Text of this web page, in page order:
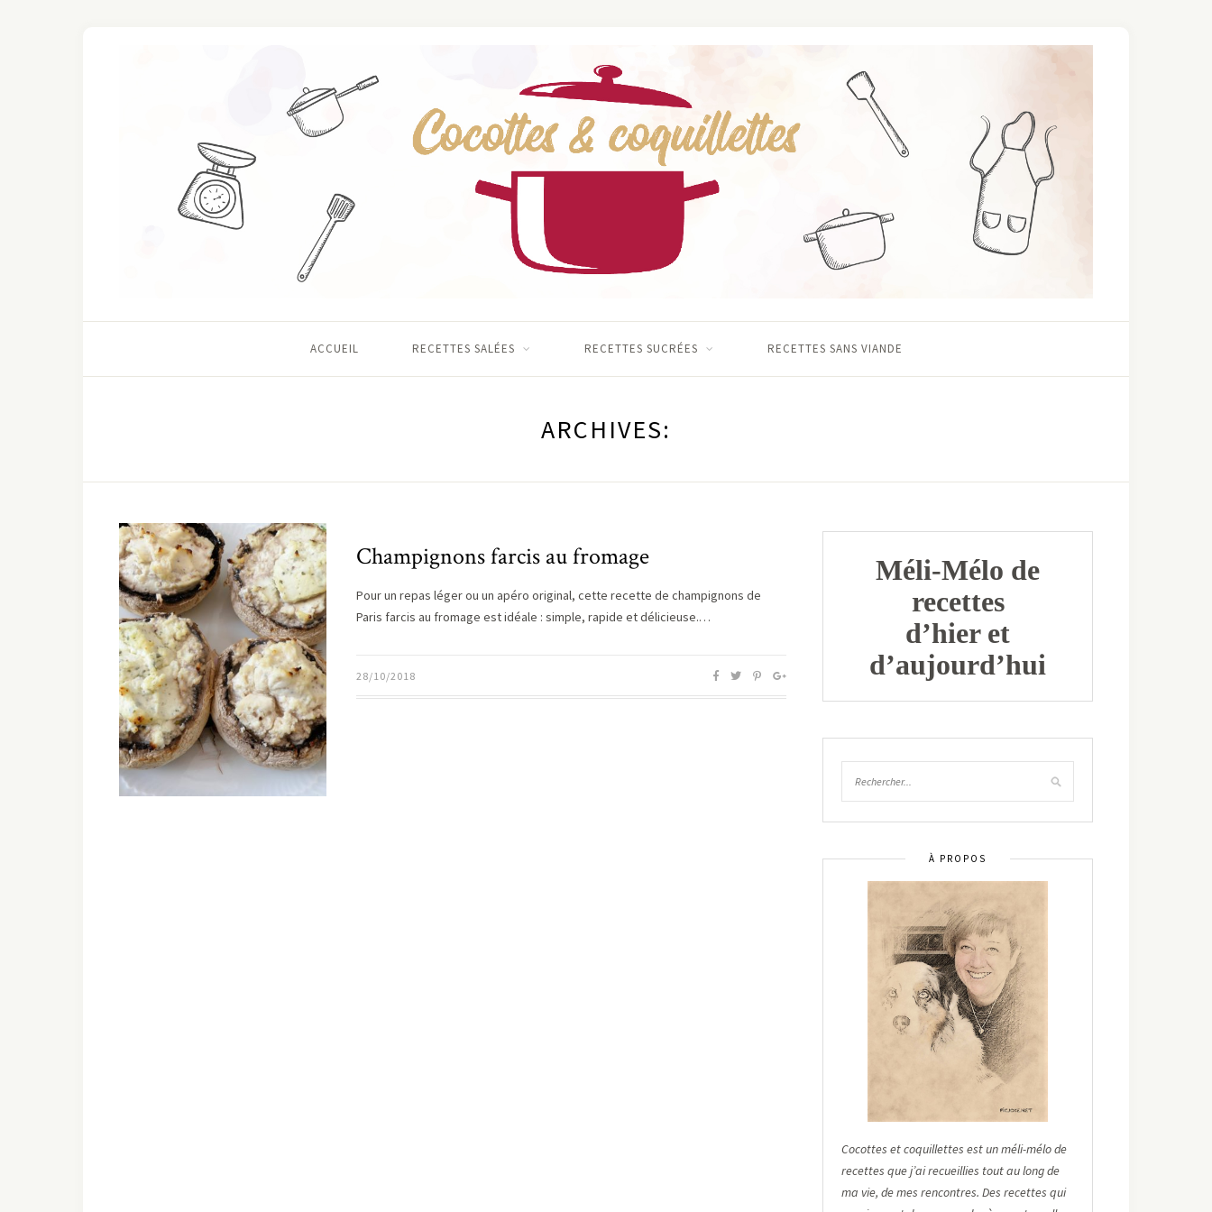
ACCUEIL RECETTES SALÉES RECETTES SUCRÉES RECETTES SANS VIANDE
ARCHIVES:
Champignons farcis au fromage
Pour un repas léger ou un apéro original, cette recette de champignons de
Paris farcis au fromage est idéale : simple, rapide et délicieuse.…
28/10/2018
Méli-Mélo de
recettes
d’hier et
d’aujourd’hui
À PROPOS
Cocottes et coquillettes est un méli-mélo de
recettes que j’ai recueillies tout au long de
ma vie, de mes rencontres. Des recettes qui